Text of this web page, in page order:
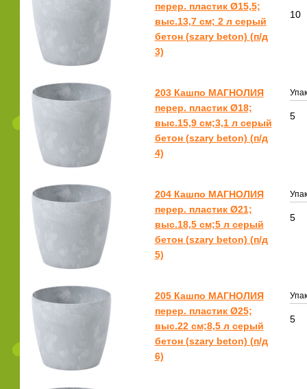
перер. пластик Ø15,5;
выс.13,7 см; 2 л серый
бетон (szary beton) (п/д
3)
10
203 Кашпо МАГНОЛИЯ
перер. пластик Ø18;
выс.15,9 см;3,1 л серый
бетон (szary beton) (п/д
4)
5
204 Кашпо МАГНОЛИЯ
перер. пластик Ø21;
выс.18,5 см;5 л серый
бетон (szary beton) (п/д
5)
5
205 Кашпо МАГНОЛИЯ
перер. пластик Ø25;
выс.22 см;8,5 л серый
бетон (szary beton) (п/д
6)
5